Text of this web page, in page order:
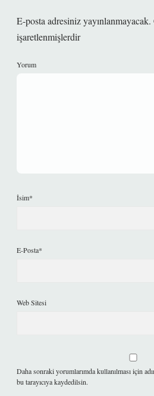
E-posta adresiniz yayınlanmayacak.
işaretlenmişlerdir
Yorum
İsim*
E-Posta*
Web Sitesi
Daha sonraki yorumlarımda kullanılması için
bu tarayıcıya kaydedilsin.